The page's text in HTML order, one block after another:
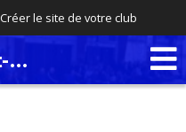
Créer le site de votre club
Royal Eclairs Pont-de-Loup